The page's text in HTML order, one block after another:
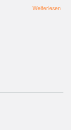
Weiterlesen